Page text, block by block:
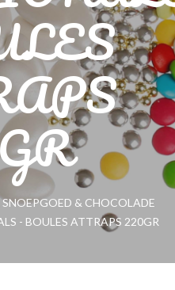
SNOEPGOED & CHOCOLADE
- BOULES ATTRAPS 220GR